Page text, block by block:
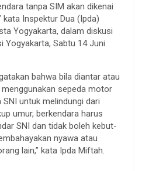
tanpa SIM akan dikenai
kata Inspektur Dua (Ipda)
Yogyakarta, dalam diskusi
Yogyakarta, Sabtu 14 Juni
bahwa bila diantar atau
sepeda motor
untuk melindungi dari
umur, berkendara harus
SNI dan tidak boleh kebut-
nyawa atau
lain,” kata Ipda Miftah.